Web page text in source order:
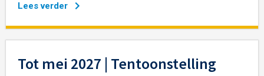
Lees verder
Tot mei 2027 | Tentoonstelling